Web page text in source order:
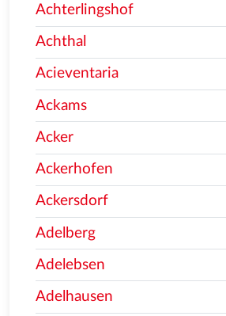
Achterlingshof
Achthal
Acieventaria
Ackams
Acker
Ackerhofen
Ackersdorf
Adelberg
Adelebsen
Adelhausen